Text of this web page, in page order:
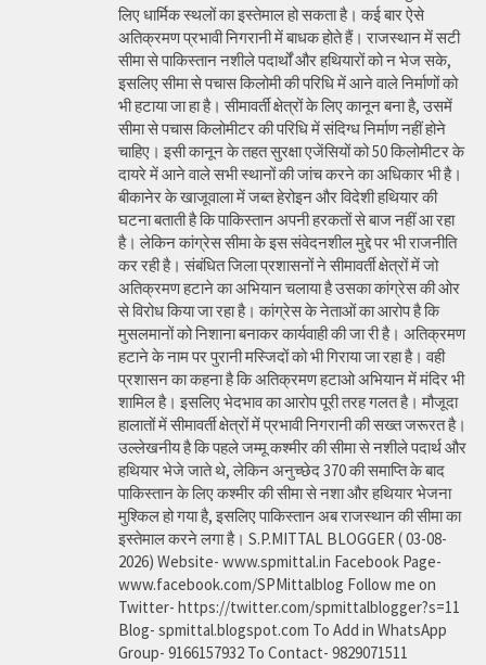
लिए धार्मिक स्थलों का इस्तेमाल हो सकता है। कई बार ऐसे
अतिक्रमण प्रभावी निगरानी में बाधक होते हैं। राजस्थान में सटी
सीमा से पाकिस्तान नशीले पदार्थों और हथियारों को न भेज सके,
इसलिए सीमा से पचास किलोमी की परिधि में आने वाले निर्माणों को
भी हटाया जा हा है। सीमावर्ती क्षेत्रों के लिए कानून बना है, उसमें
सीमा से पचास किलोमीटर की परिधि में संदिग्ध निर्माण नहीं होने
चाहिए। इसी कानून के तहत सुरक्षा एजेंसियों को 50 किलोमीटर के
दायरे में आने वाले सभी स्थानों की जांच करने का अधिकार भी है।
बीकानेर के खाजूवाला में जब्त हेरोइन और विदेशी हथियार की
घटना बताती है कि पाकिस्तान अपनी हरकतों से बाज नहीं आ रहा
है। लेकिन कांग्रेस सीमा के इस संवेदनशील मुद्दे पर भी राजनीति
कर रही है। संबंधित जिला प्रशासनों ने सीमावर्ती क्षेत्रों में जो
अतिक्रमण हटाने का अभियान चलाया है उसका कांग्रेस की ओर
से विरोध किया जा रहा है। कांग्रेस के नेताओं का आरोप है कि
मुसलमानों को निशाना बनाकर कार्यवाही की जा री है। अतिक्रमण
हटाने के नाम पर पुरानी मस्जिदों को भी गिराया जा रहा है। वही
प्रशासन का कहना है कि अतिक्रमण हटाओ अभियान में मंदिर भी
शामिल है। इसलिए भेदभाव का आरोप पूरी तरह गलत है। मौजूदा
हालातों में सीमावर्ती क्षेत्रों में प्रभावी निगरानी की सख्त जरूरत है।
उल्लेखनीय है कि पहले जम्मू कश्मीर की सीमा से नशीले पदार्थ और
हथियार भेजे जाते थे, लेकिन अनुच्छेद 370 की समाप्ति के बाद
पाकिस्तान के लिए कश्मीर की सीमा से नशा और हथियार भेजना
मुश्किल हो गया है, इसलिए पाकिस्तान अब राजस्थान की सीमा का
इस्तेमाल करने लगा है। S.P.MITTAL BLOGGER ( 03-08-
2026) Website- www.spmittal.in Facebook Page-
www.facebook.com/SPMittalblog Follow me on
Twitter- https://twitter.com/spmittalblogger?s=11
Blog- spmittal.blogspot.com To Add in WhatsApp
Group- 9166157932 To Contact- 9829071511